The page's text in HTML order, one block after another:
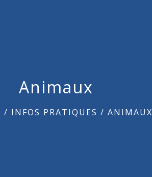
Animaux
/ INFOS PRATIQUES / ANIMAUX